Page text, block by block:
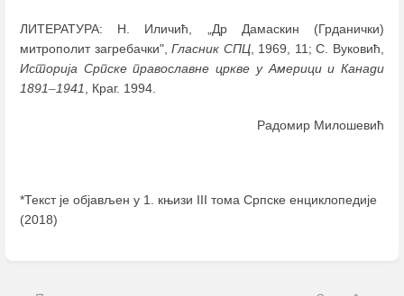
ЛИТЕРАТУРА: Н. Иличић, „Др Дамаскин (Грданички)
митрополит загребачки",Гласник СПЦ, 1969, 11; С. Вуковић,
Историја Српске православне цркве у Америци и Канади
1891–1941 , Краг. 1994.
Радомир Милошевић
*Текст је објављен у 1. књизи III тома Српске енциклопедије
(2018)